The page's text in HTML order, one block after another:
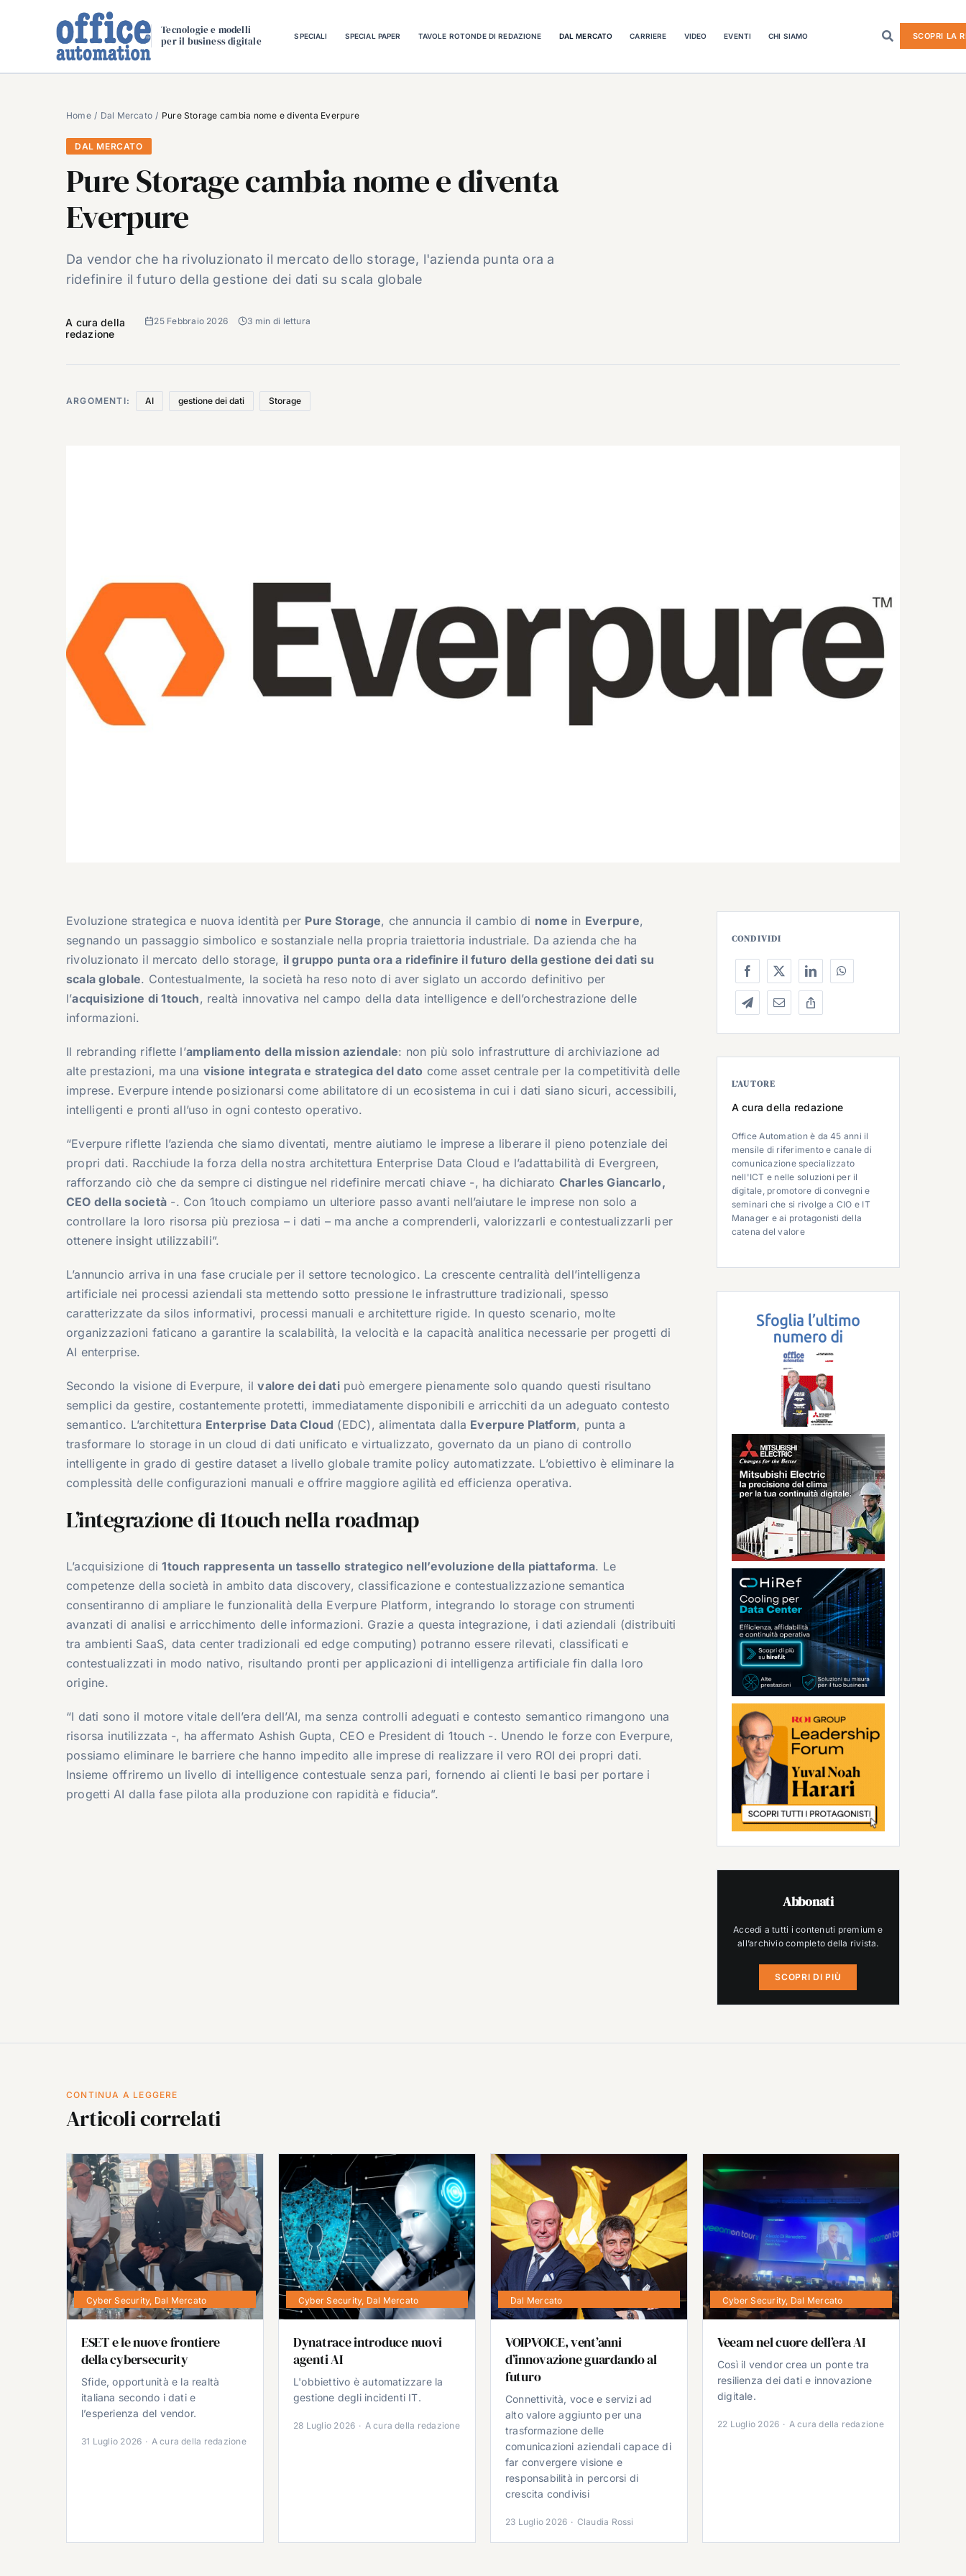
Tecnologie e modelli
per il business digitale
SPECIALI SPECIAL PAPER TAVOLE ROTONDE DI REDAZIONE DAL MERCATO CARRIERE VIDEO EVENTI CHI SIAMO SCOPRI LA
Home Dal Mercato Pure Storage cambia nome e diventa Everpure
DAL MERCATO
Pure Storage cambia nome e diventa
Everpure
Da vendor che ha rivoluzionato il mercato dello storage, l'azienda punta ora a
ridefinire il futuro della gestione dei dati su scala globale
A cura della
redazione
25 Febbraio 2026 3 min di lettura
ARGOMENTI: AI gestione dei dati Storage
Evoluzione strategica e nuova identità per Pure Storage, che annuncia il cambio di nome in Everpure,
segnando un passaggio simbolico e sostanziale nella propria traiettoria industriale. Da azienda che ha
rivoluzionato il mercato dello storage, il gruppo punta ora a ridefinire il futuro della gestione dei dati su
scala globale. Contestualmente, la società ha reso noto di aver siglato un accordo definitivo per
l’acquisizione di1touch, realtà innovativa nel campo della data intelligence e dell’orchestrazione delle
informazioni.
Il rebranding riflette l’ampliamento della mission aziendale: non più solo infrastrutture di archiviazione ad
alte prestazioni, ma una visione integrata e strategica del dato come asset centrale per la competitività delle
imprese. Everpure intende posizionarsi come abilitatore di un ecosistema in cui i dati siano sicuri, accessibili,
intelligenti e pronti all’uso in ogni contesto operativo.
“Everpure riflette l’azienda che siamo diventati, mentre aiutiamo le imprese a liberare il pieno potenziale dei
propri dati. Racchiude la forza della nostra architettura Enterprise Data Cloud e l’adattabilità di Evergreen,
rafforzando ciò che da sempre ci distingue nel ridefinire mercati chiave -, ha dichiarato Charles Giancarlo,
CEO della società -. Con 1touch compiamo un ulteriore passo avanti nell’aiutare le imprese non solo a
controllare la loro risorsa più preziosa – i dati – ma anche a comprenderli, valorizzarli e contestualizzarli per
ottenere insight utilizzabili”.
L’annuncio arriva in una fase cruciale per il settore tecnologico. La crescente centralità dell’intelligenza
artificiale nei processi aziendali sta mettendo sotto pressione le infrastrutture tradizionali, spesso
caratterizzate da silos informativi, processi manuali e architetture rigide. In questo scenario, molte
organizzazioni faticano a garantire la scalabilità, la velocità e la capacità analitica necessarie per progetti di
AI enterprise.
Secondo la visione di Everpure, ilvalore dei datipuò emergere pienamente solo quando questi risultano
semplici da gestire, costantemente protetti, immediatamente disponibili e arricchiti da un adeguato contesto
semantico. L’architettura Enterprise Data Cloud (EDC), alimentata dalla Everpure Platform, punta a
trasformare lo storage in un cloud di dati unificato e virtualizzato, governato da un piano di controllo
intelligente in grado di gestire dataset a livello globale tramite policy automatizzate. L’obiettivo è eliminare la
complessità delle configurazioni manuali e offrire maggiore agilità ed efficienza operativa.
L’integrazione di 1touch nella roadmap
L’acquisizione di1touch rappresenta un tassello strategico nell’evoluzione della piattaforma. Le
competenze della società in ambito data discovery, classificazione e contestualizzazione semantica
consentiranno di ampliare le funzionalità della Everpure Platform, integrando lo storage con strumenti
avanzati di analisi e arricchimento delle informazioni. Grazie a questa integrazione, i dati aziendali (distribuiti
tra ambienti SaaS, data center tradizionali ed edge computing) potranno essere rilevati, classificati e
contestualizzati in modo nativo, risultando pronti per applicazioni di intelligenza artificiale fin dalla loro
origine.
“I dati sono il motore vitale dell’era dell’AI, ma senza controlli adeguati e contesto semantico rimangono una
risorsa inutilizzata -, ha affermato Ashish Gupta, CEO e President di 1touch -. Unendo le forze con Everpure,
possiamo eliminare le barriere che hanno impedito alle imprese di realizzare il vero ROI dei propri dati.
Insieme offriremo un livello di intelligence contestuale senza pari, fornendo ai clienti le basi per portare i
progetti AI dalla fase pilota alla produzione con rapidità e fiducia”.
CONDIVIDI
L’AUTORE
A cura della redazione
Office Automation è da 45 anni il
mensile di riferimento e canale di
comunicazione specializzato
nell'ICT e nelle soluzioni per il
digitale, promotore di convegni e
seminari che si rivolge a CIO e IT
Manager e ai protagonisti della
catena del valore
Abbonati
Accedi a tutti i contenuti premium e
all’archivio completo della rivista.
SCOPRI DI PIÙ
CONTINUA A LEGGERE
Articoli correlati
Cyber Security, Dal Mercato
ESET e le nuove frontiere
della cybersecurity
Sfide, opportunità e la realtà
italiana secondo i dati e
l’esperienza del vendor.
31 Luglio 2026 · A cura della redazione
Cyber Security, Dal Mercato
Dynatrace introduce nuovi
agenti AI
L'obbiettivo è automatizzare la
gestione degli incidenti IT.
28 Luglio 2026 · A cura della redazione
Dal Mercato
VOIPVOICE, vent’anni
d’innovazione guardando al
futuro
Connettività, voce e servizi ad
alto valore aggiunto per una
trasformazione delle
comunicazioni aziendali capace di
far convergere visione e
responsabilità in percorsi di
crescita condivisi
23 Luglio 2026 · Claudia Rossi
Cyber Security, Dal Mercato
Veeam nel cuore dell’era AI
Così il vendor crea un ponte tra
resilienza dei dati e innovazione
digitale.
22 Luglio 2026 · A cura della redazione